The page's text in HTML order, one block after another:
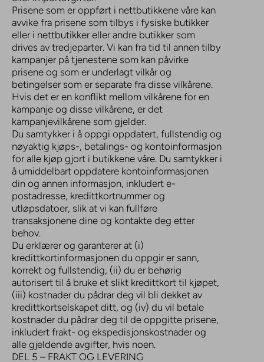
Prisene som er oppført i nettbutikkene våre kan
avvike fra prisene som tilbys i fysiske butikker
eller i nettbutikker eller andre butikker som
drives av tredjeparter. Vi kan fra tid til annen tilby
kampanjer på tjenestene som kan påvirke
prisene og som er underlagt vilkår og
betingelser som er separate fra disse vilkårene.
Hvis det er en konflikt mellom vilkårene for en
kampanje og disse vilkårene, er det
kampanjevilkårene som gjelder.
Du samtykker i å oppgi oppdatert, fullstendig og
nøyaktig kjøps-, betalings- og kontoinformasjon
for alle kjøp gjort i butikkene våre. Du samtykker i
å umiddelbart oppdatere kontoinformasjonen
din og annen informasjon, inkludert e-
postadresse, kredittkortnummer og
utløpsdatoer, slik at vi kan fullføre
transaksjonene dine og kontakte deg etter
behov.
Du erklærer og garanterer at (i)
kredittkortinformasjonen du oppgir er sann,
korrekt og fullstendig, (ii) du er behørig
autorisert til å bruke et slikt kredittkort til kjøpet,
(iii) kostnader du pådrar deg vil bli dekket av
kredittkortselskapet ditt, og (iv) du vil betale
kostnader du pådrar deg til de oppgitte prisene,
inkludert frakt- og ekspedisjonskostnader og
alle gjeldende avgifter, hvis noen.
DEL 5 – FRAKT OG LEVERING